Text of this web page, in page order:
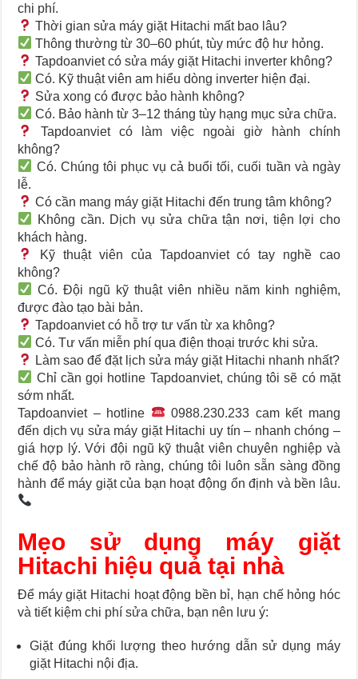
chi phí.
Thời gian sửa máy giặt Hitachi mất bao lâu?
Thông thường từ 30–60 phút, tùy mức độ hư hỏng.
Tapdoanviet có sửa máy giặt Hitachi inverter không?
Có. Kỹ thuật viên am hiểu dòng inverter hiện đại.
Sửa xong có được bảo hành không?
Có. Bảo hành từ 3–12 tháng tùy hạng mục sửa chữa.
Tapdoanviet có làm việc ngoài giờ hành chính
không?
Có. Chúng tôi phục vụ cả buổi tối, cuối tuần và ngày
lễ.
Có cần mang máy giặt Hitachi đến trung tâm không?
Không cần. Dịch vụ sửa chữa tận nơi, tiện lợi cho
khách hàng.
Kỹ thuật viên của Tapdoanviet có tay nghề cao
không?
Có. Đội ngũ kỹ thuật viên nhiều năm kinh nghiệm,
được đào tạo bài bản.
Tapdoanviet có hỗ trợ tư vấn từ xa không?
Có. Tư vấn miễn phí qua điện thoại trước khi sửa.
Làm sao để đặt lịch sửa máy giặt Hitachi nhanh nhất?
Chỉ cần gọi hotline Tapdoanviet, chúng tôi sẽ có mặt
sớm nhất.
Tapdoanviet – hotline 0988.230.233 cam kết mang
đến dịch vụ sửa máy giặt Hitachi uy tín – nhanh chóng –
giá hợp lý. Với đội ngũ kỹ thuật viên chuyên nghiệp và
chế độ bảo hành rõ ràng, chúng tôi luôn sẵn sàng đồng
hành để máy giặt của bạn hoạt động ổn định và bền lâu.
Mẹo sử dụng máy giặt
Hitachi hiệu quả tại nhà
Để máy giặt Hitachi hoạt động bền bỉ, hạn chế hỏng hóc
và tiết kiệm chi phí sửa chữa, bạn nên lưu ý:
Giặt đúng khối lượng theo hướng dẫn sử dụng máy
giặt Hitachi nội địa.